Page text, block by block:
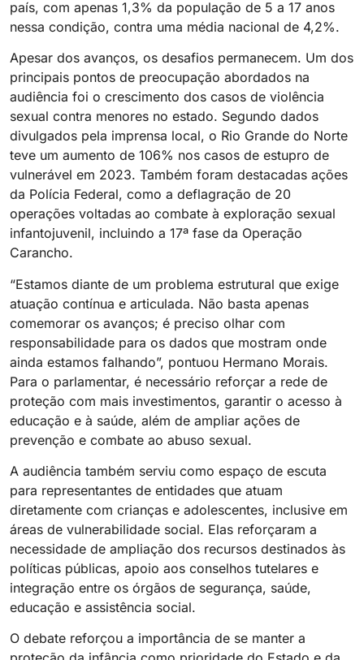
país, com apenas 1,3% da população de 5 a 17 anos
nessa condição, contra uma média nacional de 4,2%.
Apesar dos avanços, os desafios permanecem. Um dos
principais pontos de preocupação abordados na
audiência foi o crescimento dos casos de violência
sexual contra menores no estado. Segundo dados
divulgados pela imprensa local, o Rio Grande do Norte
teve um aumento de 106% nos casos de estupro de
vulnerável em 2023. Também foram destacadas ações
da Polícia Federal, como a deflagração de 20
operações voltadas ao combate à exploração sexual
infantojuvenil, incluindo a 17ª fase da Operação
Carancho.
“Estamos diante de um problema estrutural que exige
atuação contínua e articulada. Não basta apenas
comemorar os avanços; é preciso olhar com
responsabilidade para os dados que mostram onde
ainda estamos falhando”, pontuou Hermano Morais.
Para o parlamentar, é necessário reforçar a rede de
proteção com mais investimentos, garantir o acesso à
educação e à saúde, além de ampliar ações de
prevenção e combate ao abuso sexual.
A audiência também serviu como espaço de escuta
para representantes de entidades que atuam
diretamente com crianças e adolescentes, inclusive em
áreas de vulnerabilidade social. Elas reforçaram a
necessidade de ampliação dos recursos destinados às
políticas públicas, apoio aos conselhos tutelares e
integração entre os órgãos de segurança, saúde,
educação e assistência social.
O debate reforçou a importância de se manter a